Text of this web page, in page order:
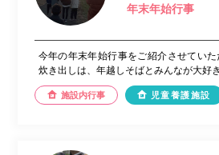
年末年始行事
今年の年末年始行事をご紹介させていた
炊き出しは、年越しそばとみんなが大好
施設内行事 児童養護施設